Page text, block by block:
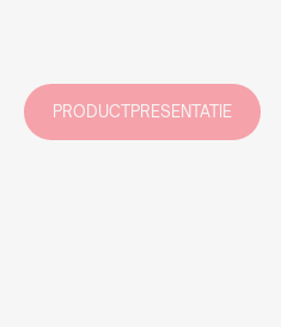
PRODUCTPRESENTATIE